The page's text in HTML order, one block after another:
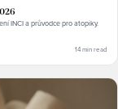
INCI a průvodce pro atopiky.
14 min read